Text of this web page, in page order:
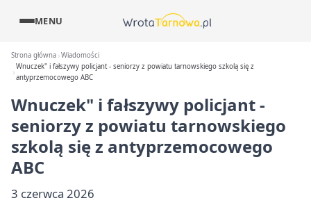
MENU
Strona główna Wiadomości
Wnuczek" i fałszywy policjant - seniorzy z powiatu tarnowskiego szkolą się z
antyprzemocowego ABC
Wnuczek" i fałszywy policjant -
seniorzy z powiatu tarnowskiego
szkolą się z antyprzemocowego
ABC
3 czerwca 2026